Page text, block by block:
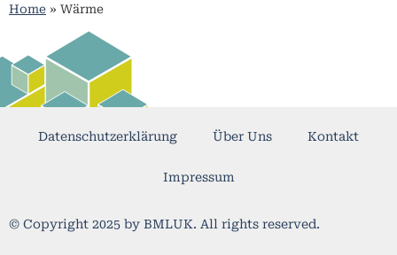
Home » Wärme
© Copyright 2025 by BMLUK. All rights reserved.
Datenschutzerklärung Über Uns Kontakt
Impressum